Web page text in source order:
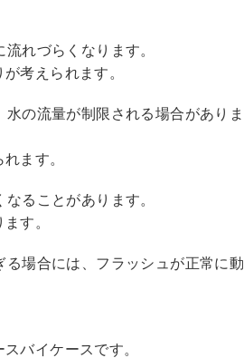
れづらくなります。
考えられます。
の流量が制限される場合がありま
ます。
ることがあります。
す。
場合には、フラッシュが正常に動
バイケースです。